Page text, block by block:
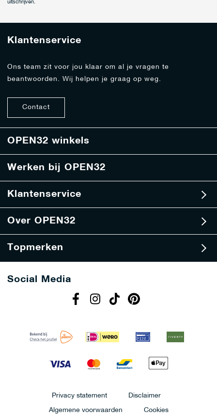
e
j
o
n
z
n
e
u
w
r
f
uitschrijven.
Klantenservice
Ons team zit voor jou klaar om al je vragen te
beantwoorden. Wij helpen je graag op weg.
Contact
OPEN32 winkels
Werken bij OPEN32
Klantenservice
Over OPEN32
Topmerken
Social Media
Privacy statement
Disclaimer
Algemene voorwaarden
Cookies